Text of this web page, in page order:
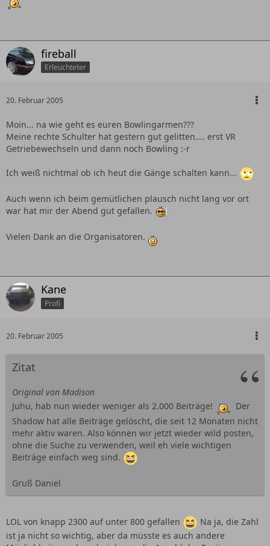
fireball
Erleuchteter
20. Februar 2005
Moin... na wie geht es euren Bowlingarmen???
Meine rechte Schulter hat gestern gut gelitten.... erst VR
Getriebewechseln und dann noch Bowling :-r
Ich weiß nichtmal ob ich heut die Gänge schalten kann...
Auch wenn ich beim gemütlichen plausch nicht lang vor ort
war hat mir der Abend gut gefallen.
Vielen Dank an die Organisatoren.
Kane
Profi
20. Februar 2005
Zitat
Original von Madison
Juhu, hab nun wieder weniger als 2.000 Beiträge!
Der
Shadow hat alle Beiträge gelöscht, die seit 12 Monaten nicht
mehr aktiv waren. Also können wir jetzt wieder wild posten,
ohne die Suche zu verwenden, weil eh viele wichtigen
Beiträge einfach weg sind.
Gruß Daniel
LOL von knapp 2300 auf unter 800 gefallen
Na ja, die Zahl
ist ja nicht so wichtig, aber da müsste es auch andere